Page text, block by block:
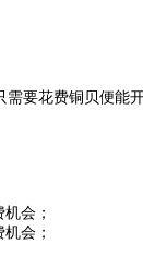
要花费铜贝便
会；
会；